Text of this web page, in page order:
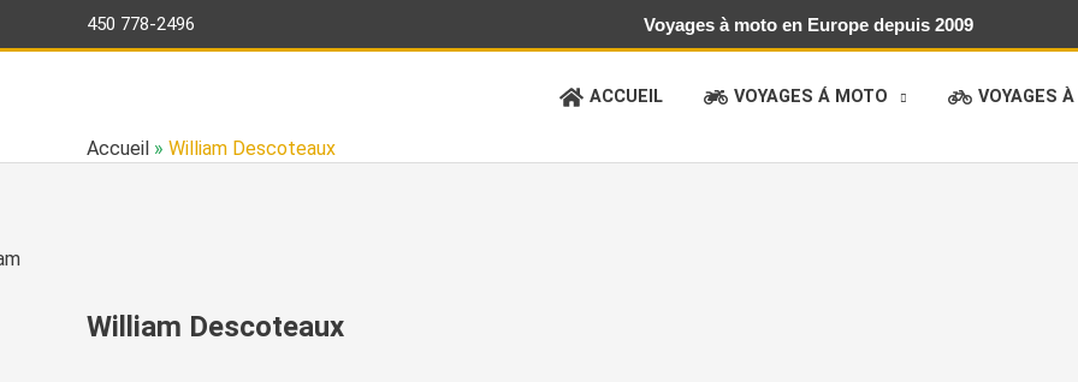
au
450 778-2496 Voyages à moto en Europe depuis 2009
ACCUEIL VOYAGES Á MOTO VOYAGES
Accueil » William Descoteaux
William Descoteaux